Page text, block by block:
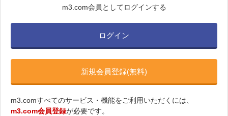
m3.com会員としてログインする
ログイン
新規会員登録(無料)
m3.comすべてのサービス・機能をご利用いただくには、
m3.com会員登録が必要です。